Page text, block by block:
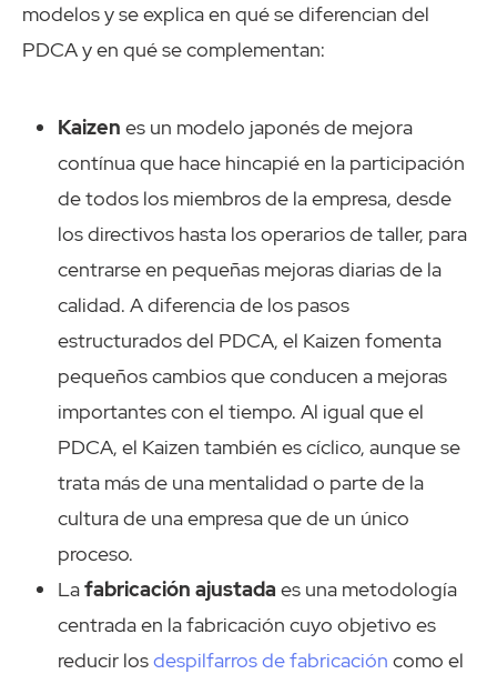
modelos y se explica en qué se diferencian del
PDCA y en qué se complementan:
Kaizen es un modelo japonés de mejora
contínua que hace hincapié en la participación
de todos los miembros de la empresa, desde
los directivos hasta los operarios de taller, para
centrarse en pequeñas mejoras diarias de la
calidad. A diferencia de los pasos
estructurados del PDCA, el Kaizen fomenta
pequeños cambios que conducen a mejoras
importantes con el tiempo. Al igual que el
PDCA, el Kaizen también es cíclico, aunque se
trata más de una mentalidad o parte de la
cultura de una empresa que de un único
proceso.
Lafabricación ajustada es una metodología
centrada en la fabricación cuyo objetivo es
reducir losdespilfarros de fabricación como el